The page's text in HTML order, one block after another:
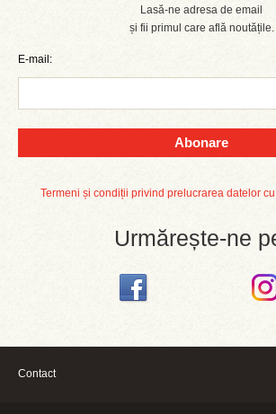
Lasă-ne adresa de email
și fii primul care află noutățile.
E-mail:
Abonare
Termeni și condiții privind prelucrarea datelor
Urmărește-ne
Contact